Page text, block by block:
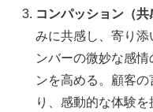
コンパッション（
みに共感し、寄り添
ンバーの微妙な感
ンを高める。顧客
り、感動的な体験